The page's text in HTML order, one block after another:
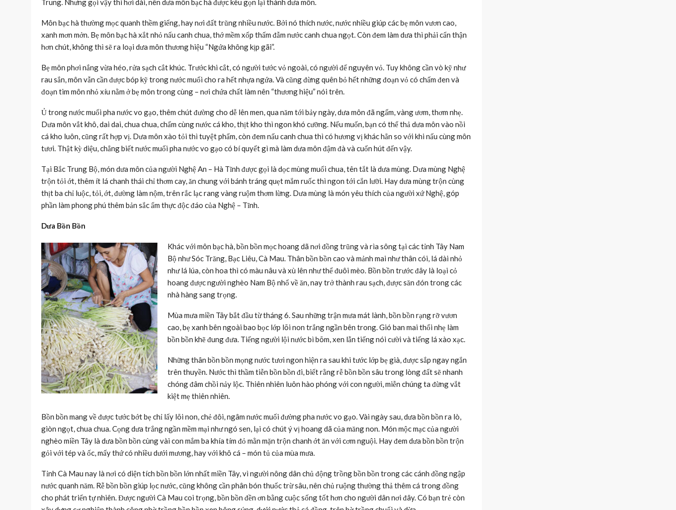
Trung. Nhưng gọi vậy thì hơi dài, nên dưa môn bạc hà được kêu gọn lại thành dưa môn.
Môn bạc hà thường mọc quanh thềm giếng, hay nơi đất trũng nhiều nước. Bởi nó thích nước, nước nhiều giúp các bẹ môn vươn cao,
xanh mơn mởn. Bẹ môn bạc hà xắt nhỏ nấu canh chua, thớ mềm xốp thấm đẫm nước canh chua ngọt. Còn đem làm dưa thì phải cẩn thận
hơn chút, không thì sẽ ra loại dưa môn thương hiệu “Ngứa không kịp gãi”.
Bẹ môn phơi nắng vừa héo, rửa sạch cắt khúc. Trước khi cắt, có người tước vỏ ngoài, có người để nguyên vỏ. Tuy không cần vò kỹ như
rau sắn, môn vẫn cần được bóp kỹ trong nước muối cho ra hết nhựa ngứa. Và cũng đừng quên bỏ hết những đoạn vỏ có chấm đen và
đoạn tim môn nhỏ xíu nằm ở bẹ môn trong cùng – nơi chứa chất làm nên “thương hiệu” nói trên.
Ủ trong nước muối pha nước vo gạo, thêm chút đường cho dễ lên men, qua năm tới bảy ngày, dưa môn đã ngấm, vàng ươm, thơm nhẹ.
Dưa môn vắt khô, dai dai, chua chua, chấm cùng nước cá kho, thịt kho thì ngon khó cưỡng. Nếu muốn, bạn có thể thả dưa môn vào nồi
cá kho luôn, cũng rất hợp vị. Dưa môn xào tỏi thì tuyệt phẩm, còn đem nấu canh chua thì có hương vị khác hẳn so với khi nấu cùng môn
tươi. Thật kỳ diệu, chẳng biết nước muối pha nước vo gạo có bí quyết gì mà làm dưa môn đậm đà và cuốn hút đến vậy.
Tại Bắc Trung Bộ, món dưa môn của người Nghệ An – Hà Tĩnh được gọi là dọc mùng muối chua, tên tắt là dưa mùng. Dưa mùng Nghệ
trộn tỏi ớt, thêm ít lá chanh thái chỉ thơm cay, ăn chung với bánh tráng quẹt mắm ruốc thì ngon tới cắn lưỡi. Hay dưa mùng trộn cùng
thịt ba chỉ luộc, tỏi, ớt, đường làm nộm, trên rắc lạc rang vàng ruộm thơm lừng. Dưa mùng là món yêu thích của người xứ Nghệ, góp
phần làm phong phú thêm bản sắc ẩm thực độc đáo của Nghệ – Tĩnh.
Dưa Bồn Bồn
Khác với môn bạc hà, bồn bồn mọc hoang dã nơi đồng trũng và rìa sông tại các tỉnh Tây Nam
Bộ như Sóc Trăng, Bạc Liêu, Cà Mau. Thân bồn bồn cao và mảnh mai như thân cói, lá dài nhỏ
như lá lúa, còn hoa thì có màu nâu và xù lên như thể đuôi mèo. Bồn bồn trước đây là loại cỏ
hoang được người nghèo Nam Bộ nhổ về ăn, nay trở thành rau sạch, được săn đón trong các
nhà hàng sang trọng.
Mùa mưa miền Tây bắt đầu từ tháng 6. Sau những trận mưa mát lành, bồn bồn rạng rỡ vươn
cao, bẹ xanh bên ngoài bao bọc lớp lõi non trắng ngần bên trong. Gió ban mai thổi nhẹ làm
bồn bồn khẽ đung đưa. Tiếng người lội nước bì bõm, xen lẫn tiếng nói cười và tiếng lá xào xạc.
Những thân bồn bồn mọng nước tươi ngon hiện ra sau khi tước lớp bẹ già, được sắp ngay ngắn
trên thuyền. Nước thì thầm tiễn bồn bồn đi, biết rằng rễ bồn bồn sâu trong lòng đất sẽ nhanh
chóng đâm chồi nảy lộc. Thiên nhiên luôn hào phóng với con người, miễn chúng ta đừng vắt
kiệt mẹ thiên nhiên.
Bồn bồn mang về được tước bớt bẹ chỉ lấy lõi non, chẻ đôi, ngâm nước muối đường pha nước vo gạo. Vài ngày sau, dưa bồn bồn ra lò,
giòn ngọt, chua chua. Cọng dưa trắng ngần mềm mại như ngó sen, lại có chút ý vị hoang dã của măng non. Món mộc mạc của người
nghèo miền Tây là dưa bồn bồn cùng vài con mắm ba khía tím đỏ mằn mặn trộn chanh ớt ăn với cơm nguội. Hay đem dưa bồn bồn trộn
gỏi với tép và ốc, mấy thứ có nhiều dưới mương, hay với khô cá – món tủ của mùa mưa.
Tỉnh Cà Mau nay là nơi có diện tích bồn bồn lớn nhất miền Tây, vì người nông dân chủ động trồng bồn bồn trong các cánh đồng ngập
nước quanh năm. Rễ bồn bồn giúp lọc nước, cũng không cần phân bón thuốc trừ sâu, nên chủ ruộng thường thả thêm cá trong đồng
cho phát triển tự nhiên. Được người Cà Mau coi trọng, bồn bồn đền ơn bằng cuộc sống tốt hơn cho người dân nơi đây. Có bạn trẻ còn